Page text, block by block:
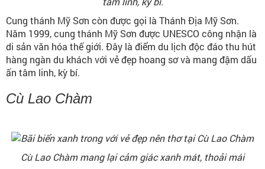
Cung thánh Mỹ Sơn còn được gọi là Thánh Địa Mỹ Sơn.
Năm 1999, cung thánh Mỹ Sơn được UNESCO công nhận là
di sản văn hóa thế giới. Đây là điểm du lịch độc đáo thu hút
hàng ngàn du khách với vẻ đẹp hoang sơ và mang đậm dấu
ấn tâm linh, kỳ bí.
Cù Lao Chàm
Cù Lao Chàm mang lại cảm giác xanh mát, thoải mái